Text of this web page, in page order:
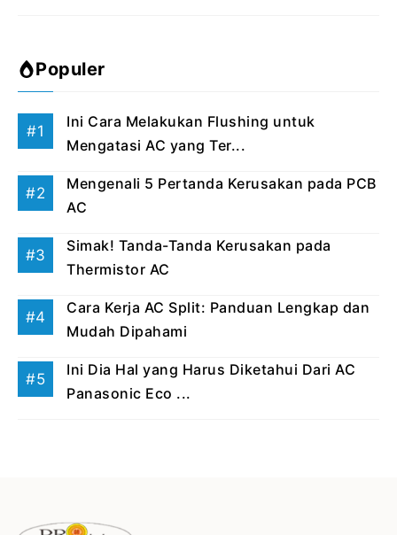
Populer
Ini Cara Melakukan Flushing untuk
Mengatasi AC yang Ter...
Mengenali 5 Pertanda Kerusakan pada PCB
AC
Simak! Tanda-Tanda Kerusakan pada
Thermistor AC
Cara Kerja AC Split: Panduan Lengkap dan
Mudah Dipahami
Ini Dia Hal yang Harus Diketahui Dari AC
Panasonic Eco ...